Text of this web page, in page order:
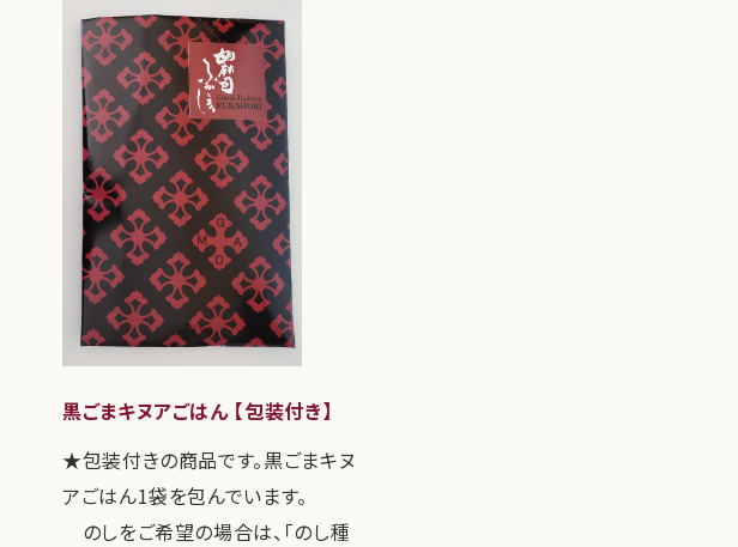
黒ごまキヌアごはん 【包装付き】
★包装付きの商品です。黒ごまキヌ
アごはん1袋を包んでいます。
のしをご希望の場合は、「のし種